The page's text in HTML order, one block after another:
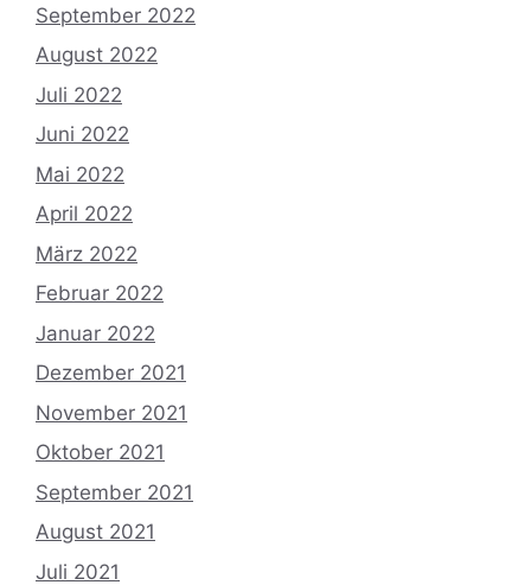
September 2022
August 2022
Juli 2022
Juni 2022
Mai 2022
April 2022
März 2022
Februar 2022
Januar 2022
Dezember 2021
November 2021
Oktober 2021
September 2021
August 2021
Juli 2021